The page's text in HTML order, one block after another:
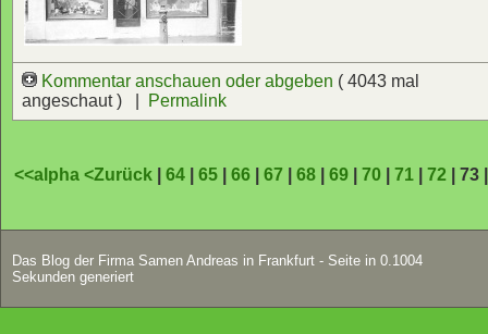
Kommentar anschauen oder abgeben ( 4043 mal
angeschaut ) |
Permalink
<<alpha<Zurück |64 |65 |66 |67 |68 |69 |70 |71 |72 | 73 |
Das Blog der Firma Samen Andreas in Frankfurt - Seite in 0.1004
Sekunden generiert